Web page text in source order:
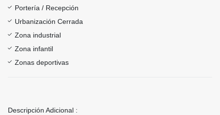
Portería / Recepción
Urbanización Cerrada
Zona industrial
Zona infantil
Zonas deportivas
Descripción Adicional :